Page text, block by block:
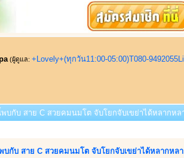
(ผู้ดูแล: +Lovely+(ทุกวัน11:00-05:00)T080-
บกับ สาย C สวยคมนมโต จับโยกจับเขย่าได้หลากหล
บกับ สาย C สวยคมนมโต จับโยกจับเขย่าได้หลากหล